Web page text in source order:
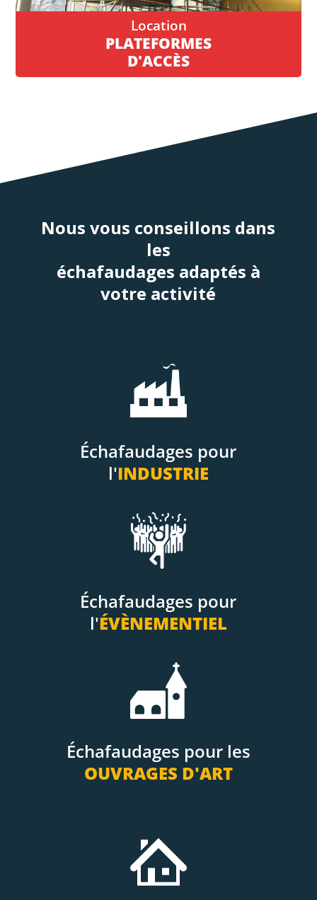
PLATEFORMES
D'ACCÈS
Nous vous conseillons dans
les
échafaudages adaptés à
votre activité
Échafaudages pour
l'INDUSTRIE
Échafaudages pour
l'ÉVÈNEMENTIEL
Échafaudages pour les
OUVRAGES D'ART